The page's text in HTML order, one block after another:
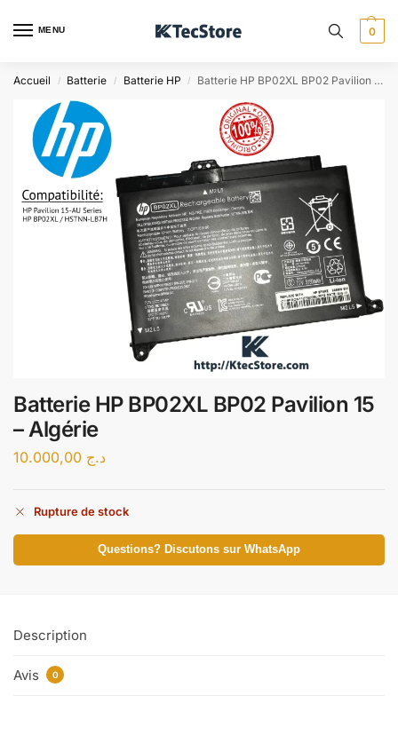
MENU 0
Accueil / Batterie / Batterie HP / Batterie HP BP02XL BP02 Pavilion 15 – Algérie
Batterie HP BP02XL BP02 Pavilion 15
– Algérie
د.ج
Rupture de stock
Questions? Discutons sur WhatsApp
Description
Avis 0